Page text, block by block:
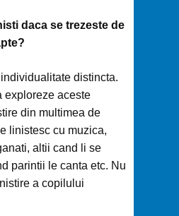
daca se trezeste de
distincta.
exploreze aceste
din multimea de
linistesc cu muzica,
altii cand li se
parintii le canta etc. Nu
a copilului